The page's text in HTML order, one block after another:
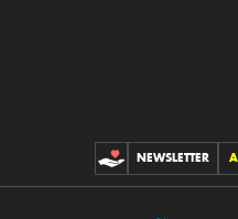
CONTRIBUCIONES
NEWSLETTER